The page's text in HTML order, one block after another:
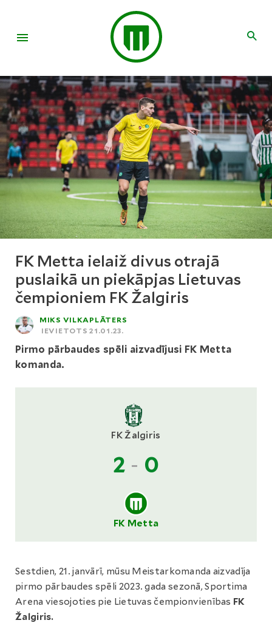
FK Metta ielaiž divus otrajā
puslaikā un piekāpjas Lietuvas
čempioniem FK Žalgiris
MIKS VILKAPLĀTERS
IEVIETOTS 21.01.23.
Pirmo pārbaudes spēli aizvadījusi FK Metta
komanda.
FK Žalgiris
2 - 0
FK Metta
Sestdien, 21. janvārī, mūsu Meistarkomanda aizvadīja
pirmo pārbaudes spēli 2023. gada sezonā, Sportima
Arena viesojoties pie Lietuvas čempionvienības FK
Žalgiris.